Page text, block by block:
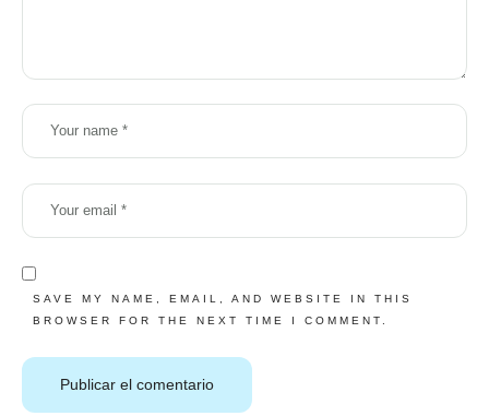
SAVE MY NAME, EMAIL, AND WEBSITE IN THIS
BROWSER FOR THE NEXT TIME I COMMENT.